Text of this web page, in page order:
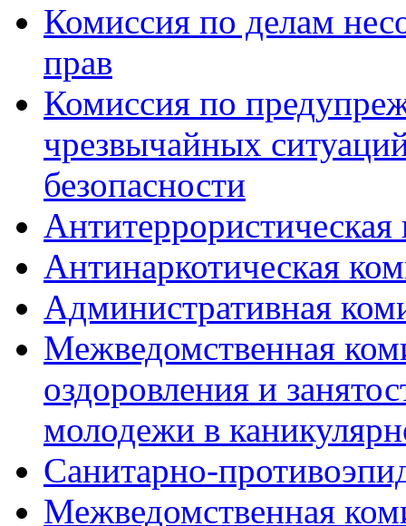
Комиссия по делам
прав
Комиссия по
чрезвычайных
безопасности
Антитеррористическая
Антинаркотическая
Административная
Межведомственная
оздоровления и
молодежи в
Санитарно-
Межведомственная